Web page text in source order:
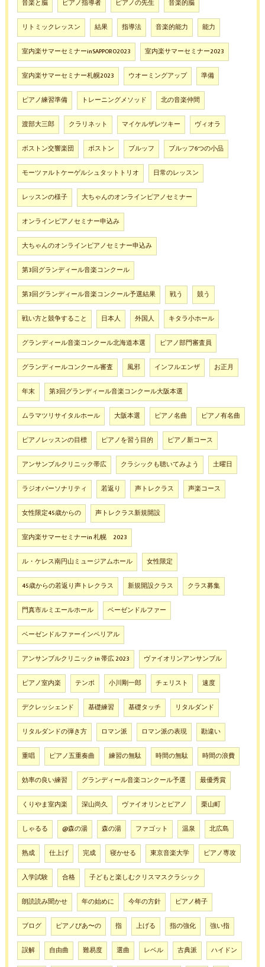
音楽と脳 ピアノ指導者 ピアノの先生 音楽的脳
リトミックレッスン 結果 指導法 音楽的能力 能力
室内楽サマーセミナーinSAPPORO2023 室内楽サマーセミナー2023
室内楽サマーセミナー札幌2023 ウオーミングアップ 準備
ピアノ練習準備 トレーニングメソッド 北の音楽仲間
渡部大三郎 クラリネット マイケルザレツキー ヴィオラ
ボストン交響楽団 ボストン ブルッフ ブルッフ6つの小品
モーツァルトケーゲルシュタットトリオ 日常のレッスン
レッスンの様子 大ちゃんのオンラインピアノセミナー
オンラインピアノセミナー申込み
大ちゃんのオンラインピアノセミナー申込み
第3回グランディール音楽コンクール
第3回グランディール音楽コンクール予選結果 戦う 競う
戦い方と競争すること 日本人 外国人 キタラ小ホール
グランディール音楽コンクール北海道本選 ピアノ部門審査員
グランディールコンクール審査 風邪 インフルエンザ お正月
年末 第3回グランディール音楽コンクール大阪本選
ムラマツリサイタルホール 大阪本選 ピアノ名曲 ピアノ有名曲
ピアノレッスンの目標 ピアノを習う目的 ピアノ新コース
アンサンブルクリニック帯広 クラシックも聴いてみよう 土曜日
ラジオパーソナリティ 若返り 声トレクラス 声楽コース
女性限定45歳からの 声トレクラス新規開設
室内楽サマーセミナーin 札幌 2023
ル・ケレス南円山ミュージアムホール 女性限定
45歳からの若返り声トレクラス 新規開設クラス クラス募集
門真市ルミエールホール ベーゼンドルファー
ベーゼンドルファーインペリアル
アンサンブルクリニック in 帯広 2023 ヴァイオリンアンサンブル
ピアノ室内楽 テンポ 小川剛一郎 チェリスト 速度
デクレッシェンド 基礎練習 基礎タッチ リタルダンド
リタルダンドの弾き方 ロマン派 ロマン派の表現 勘違い
重唱 ピアノ五重奏曲 練習の無駄 時間の無駄 時間の浪費
効率の良い練習 グランディール音楽コンクール予選 最優秀賞
くりやま室内楽 深山尚久 ヴァイオリンとピアノ 栗山町
しゃるる @森の湯 森の湯 ファゴット 温泉 北広島
熟成 仕上げ 完成 寝かせる 東京音楽大学 ピアノ専攻
入学試験 合格 子どもと楽しむクリスマスクラシック
朗読読み聞かせ 年の始めに 今年の方針 ピアノ椅子
ブログ ピアノぴあ〜の 指 上げる 指の強化 強い指
誤解 自由曲 難易度 選曲 レベル 古典派 ハイドン